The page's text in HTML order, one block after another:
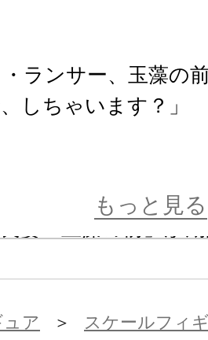
・ランサー、玉藻の
しちゃいます？」
』より、もっと見る
ア ＞
スケールフィ